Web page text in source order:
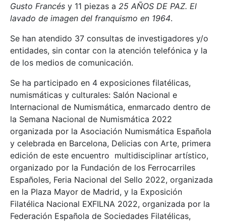
Gusto Francés y 11 piezas a 25 AÑOS DE PAZ. El
lavado de imagen del franquismo en 1964.
Se han atendido 37 consultas de investigadores y/o
entidades, sin contar con la atención telefónica y la
de los medios de comunicación.
Se ha participado en 4 exposiciones filatélicas,
numismáticas y culturales: Salón Nacional e
Internacional de Numismática, enmarcado dentro de
la Semana Nacional de Numismática 2022
organizada por la Asociación Numismática Española
y celebrada en Barcelona, Delicias con Arte, primera
edición de este encuentro multidisciplinar artístico,
organizado por la Fundación de los Ferrocarriles
Españoles, Feria Nacional del Sello 2022, organizada
en la Plaza Mayor de Madrid, y la Exposición
Filatélica Nacional EXFILNA 2022, organizada por la
Federación Española de Sociedades Filatélicas,